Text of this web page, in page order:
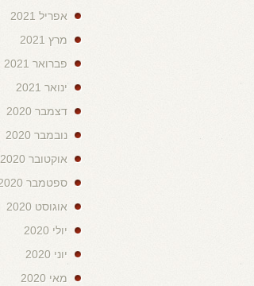
אפריל 2021
מרץ 2021
פברואר 2021
ינואר 2021
דצמבר 2020
נובמבר 2020
אוקטובר 2020
ספטמבר 2020
אוגוסט 2020
יולי 2020
יוני 2020
מאי 2020